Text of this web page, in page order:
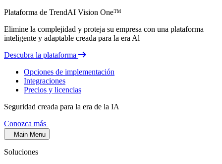
Plataforma de TrendAI Vision One™
Elimine la complejidad y proteja su empresa con una plataforma
inteligente y adaptable creada para la era Al
Descubra la plataforma
Opciones de implementación
Integraciones
Precios y licencias
Seguridad creada para la era de la IA
Conozca más
Main Menu
Soluciones